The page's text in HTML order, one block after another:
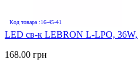
Код товара :16-45-41
LED св-к LEBRON L-LPO,
168.00 грн